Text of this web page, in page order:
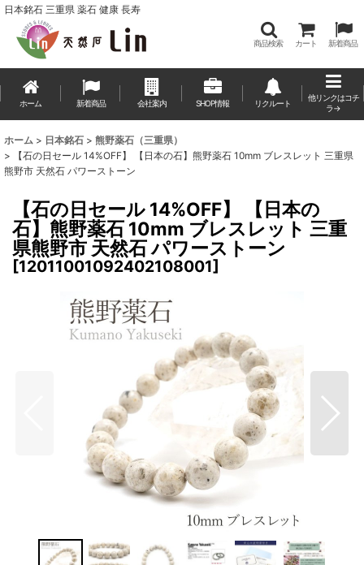
日本銘石 三重県 薬石 健康 長寿
商品検索 カート 新着商品
ホーム 新着商品 会社案内 SHOP情報 リクルート
他リンクはコチ
ラ→
ホーム > 日本銘石 > 熊野薬石（三重県）
>
【石の日セール 14%OFF】 【日本の石】熊野薬石 10mm ブレスレット 三重県
熊野市 天然石 パワーストーン
【石の日セール 14%OFF】 【日本の
石】熊野薬石 10mm ブレスレット 三重
県熊野市 天然石 パワーストーン
[12011001092402108001]